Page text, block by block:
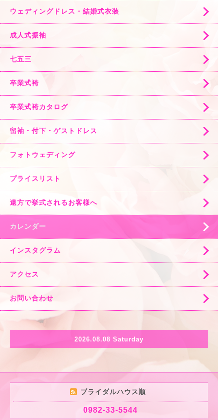
ウェディングドレス・結婚式衣装
成人式振袖
七五三
卒業式袴
卒業式袴カタログ
留袖・付下・ゲストドレス
フォトウェディング
プライスリスト
遠方で挙式されるお客様へ
カレンダー
インスタグラム
アクセス
お問い合わせ
2026.08.08 Saturday
ブライダルハウス順
0982-33-5544